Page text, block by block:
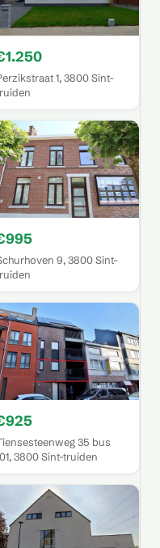
1, 3800 Sint-
9, 3800 Sint-
35 bus
3800 Sint-truiden